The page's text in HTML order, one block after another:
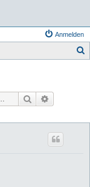
Anmelden
Suche